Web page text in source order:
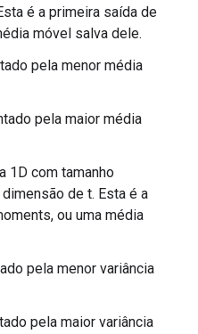
é a primeira saída de
móvel salva dele.
pela menor média
pela maior média
1D com tamanho
de t. Esta é a
ou uma média
pela menor variância
pela maior variância